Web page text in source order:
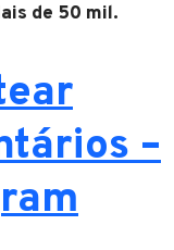
de 50 mil.
–